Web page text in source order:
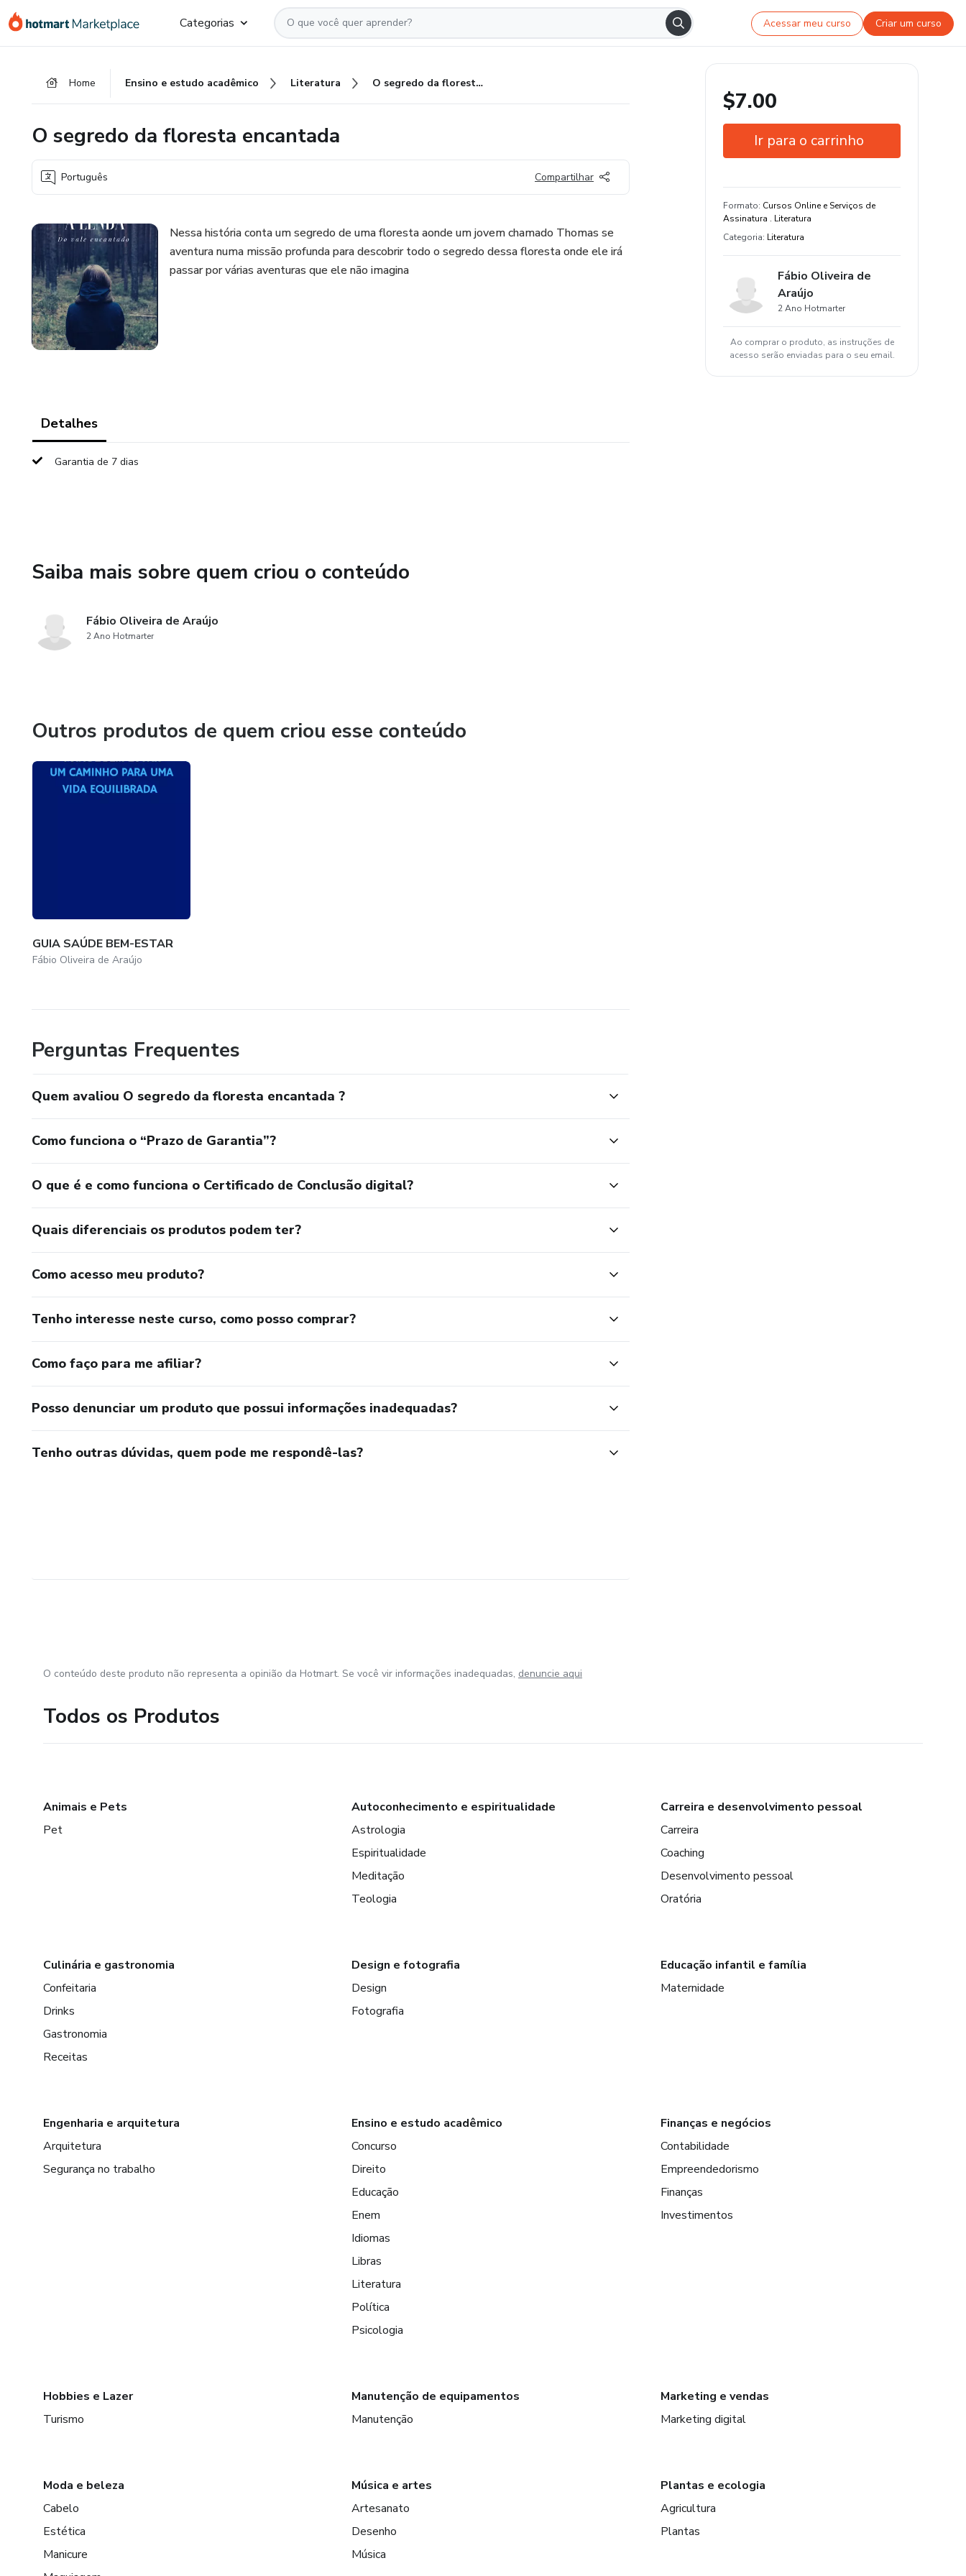
para
para
para
Categorias Acessar meu curso Criar um curso
Home Ensino e estudo acadêmico Literatura O segredo da floresta encantada
O segredo da floresta encantada
Português Compartilhar
Nessa história conta um segredo de uma floresta aonde um jovem chamado Thomas se
aventura numa missão profunda para descobrir todo o segredo dessa floresta onde ele irá
passar por várias aventuras que ele não imagina
Detalhes
Garantia de 7 dias
Saiba mais sobre quem criou o conteúdo
Fábio Oliveira de Araújo
2 Ano Hotmarter
Outros produtos de quem criou esse conteúdo
GUIA SAÚDE BEM-ESTAR
Fábio Oliveira de Araújo
Perguntas Frequentes
Quem avaliou O segredo da floresta encantada ?
Como funciona o “Prazo de Garantia”?
O que é e como funciona o Certificado de Conclusão digital?
Quais diferenciais os produtos podem ter?
Como acesso meu produto?
Tenho interesse neste curso, como posso comprar?
Como faço para me afiliar?
Posso denunciar um produto que possui informações inadequadas?
Tenho outras dúvidas, quem pode me respondê-las?
$7.00
Ir para o carrinho
Formato: Cursos Online e Serviços de
Assinatura . Literatura
Categoria: Literatura
Fábio Oliveira de
Araújo
2 Ano Hotmarter
Ao comprar o produto, as instruções de
acesso serão enviadas para o seu email.
O conteúdo deste produto não representa a opinião da Hotmart. Se você vir informações inadequadas, denuncie aqui
Todos os Produtos
Animais e Pets
Pet
Autoconhecimento e espiritualidade
Astrologia
Espiritualidade
Meditação
Teologia
Carreira e desenvolvimento pessoal
Carreira
Coaching
Desenvolvimento pessoal
Oratória
Culinária e gastronomia
Confeitaria
Drinks
Gastronomia
Receitas
Design e fotografia
Design
Fotografia
Educação infantil e família
Maternidade
Engenharia e arquitetura
Arquitetura
Segurança no trabalho
Ensino e estudo acadêmico
Concurso
Direito
Educação
Enem
Idiomas
Libras
Literatura
Política
Psicologia
Finanças e negócios
Contabilidade
Empreendedorismo
Finanças
Investimentos
Hobbies e Lazer
Turismo
Manutenção de equipamentos
Manutenção
Marketing e vendas
Marketing digital
Moda e beleza
Cabelo
Estética
Manicure
Música e artes
Artesanato
Desenho
Música
Plantas e ecologia
Agricultura
Plantas